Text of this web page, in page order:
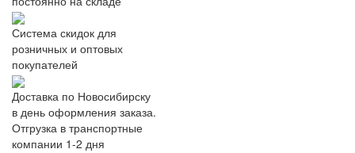
Система скидок для
розничных и оптовых
покупателей
Доставка по Новосибирску
в день оформления заказа.
Отгрузка в транспортные
компании 1-2 дня